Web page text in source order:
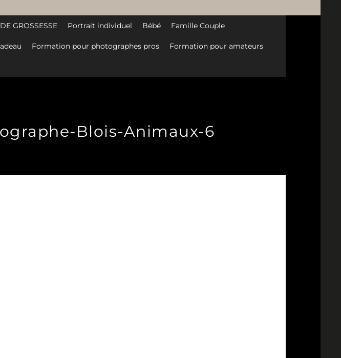
GROSSESSE Portrait individuel Bébé Famille Couple
Formation pour photographes pros Formation pour amateurs
Blois-Animaux-6